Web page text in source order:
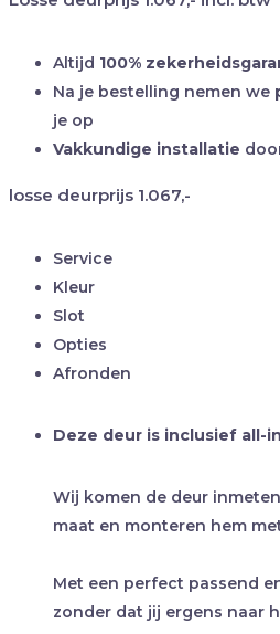
Altijd 100%
Na je bestelling nemen we
je op
Vakkundige installatie
losse deurprijs 1.067,-
Service
Kleur
Slot
Opties
Afronden
Deze deur is inclusief all-
Wij komen de deur
maat en monteren hem
Met een perfect passend
zonder dat jij ergens naar